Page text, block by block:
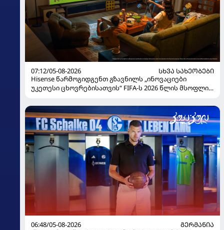
07:12/05-08-2026
ᲡᲮᲕᲐ ᲡᲐᲮᲔᲝᲑᲔᲑᲘ
Hisense წარმოგიდგენთ გზავნილს „ინოვაციები
უკეთესი ცხოვრებისათვის“ FIFA-ს 2026 წლის მსოფლიო
06:48/05-08-2026
ᲒᲔᲠᲛᲐᲜᲘᲐ